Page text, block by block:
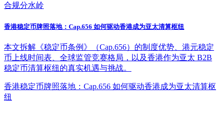
合规分水岭
香港稳定币牌照落地：Cap.656 如何驱动香港成为亚太清算枢纽
本文拆解《稳定币条例》（Cap.656）的制度优势、港元稳定
币上线时间表、全球监管竞赛格局，以及香港作为亚太 B2B
稳定币清算枢纽的真实机遇与挑战。
香港稳定币牌照落地：Cap.656 如何驱动香港成为亚太清算枢
纽